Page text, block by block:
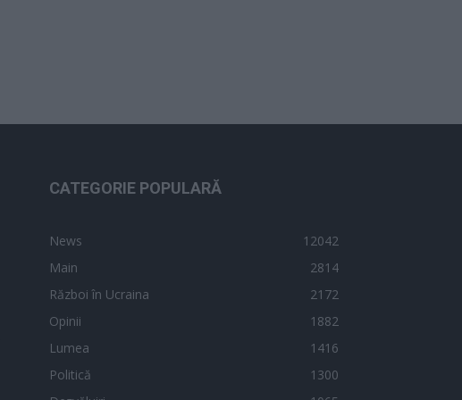
CATEGORIE POPULARĂ
News
12042
Main
2814
Război în Ucraina
2172
Opinii
1882
Lumea
1416
Politică
1300